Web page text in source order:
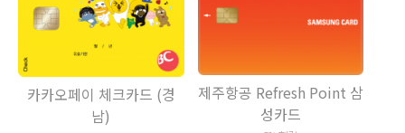
카카오페이 체크카드 (경
남)
제주항공 Refresh Point 삼
성카드